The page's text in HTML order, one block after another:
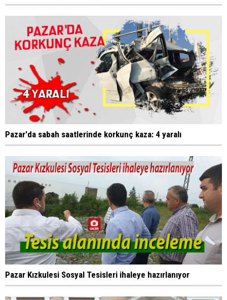
Pazar'da sabah saatlerinde korkunç kaza: 4 yaralı
Pazar Kızkulesi Sosyal Tesisleri ihaleye hazırlanıyor